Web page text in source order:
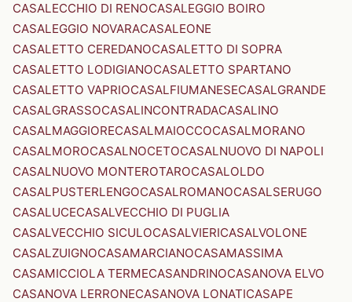
CASALECCHIO DI RENOCASALEGGIO BOIRO
CASALEGGIO NOVARACASALEONE
CASALETTO CEREDANOCASALETTO DI SOPRA
CASALETTO LODIGIANOCASALETTO SPARTANO
CASALETTO VAPRIOCASALFIUMANESECASALGRANDE
CASALGRASSOCASALINCONTRADACASALINO
CASALMAGGIORECASALMAIOCCOCASALMORANO
CASALMOROCASALNOCETOCASALNUOVO DI NAPOLI
CASALNUOVO MONTEROTAROCASALOLDO
CASALPUSTERLENGOCASALROMANOCASALSERUGO
CASALUCECASALVECCHIO DI PUGLIA
CASALVECCHIO SICULOCASALVIERICASALVOLONE
CASALZUIGNOCASAMARCIANOCASAMASSIMA
CASAMICCIOLA TERMECASANDRINOCASANOVA ELVO
CASANOVA LERRONECASANOVA LONATICASAPE